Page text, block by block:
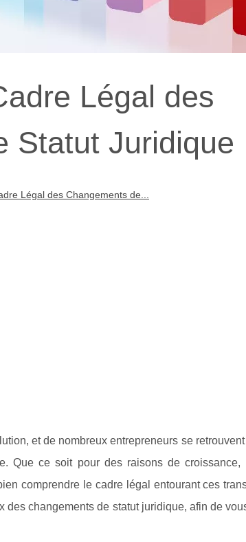
Légal des
Statut Juridique
Légal des Changements de...
et de nombreux entrepreneurs se
Que ce soit pour des raisons de
comprendre le cadre légal entourant ces
des changements de statut juridique, afin de